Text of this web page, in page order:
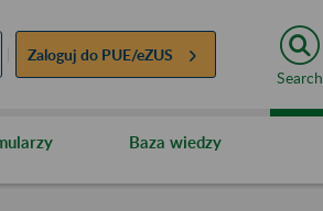
Zaloguj do PUE/eZUS
Search
Baza wiedzy